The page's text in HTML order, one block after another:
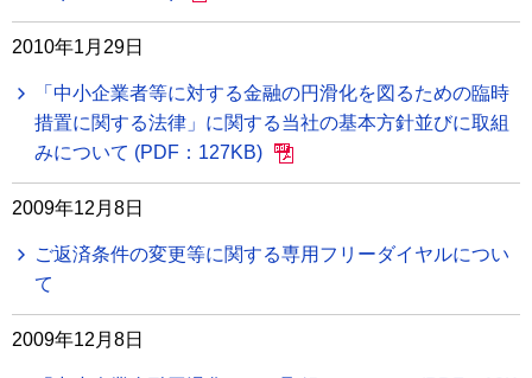
2010年1月29日
「中小企業者等に対する金融の円滑化を図るための臨時
措置に関する法律」に関する当社の基本方針並びに取組
みについて (PDF：127KB)
2009年12月8日
ご返済条件の変更等に関する専用フリーダイヤルについ
て
2009年12月8日